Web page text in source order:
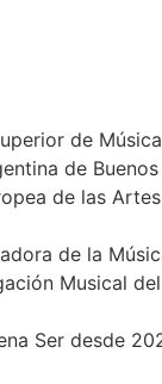
de
de
de las
de la
Musical
Ser desde